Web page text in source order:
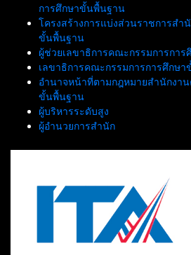
การศึกษาขั้นพื้นฐาน
โครงสร้างการแบ่งส่วนราชการสำ
ขั้นพื้นฐาน
ผู้ช่วยเลขาธิการคณะกรรมการกา
เลขาธิการคณะกรรมการการศึกษ
อำนาจหน้าที่ตามกฎหมายสำนักงา
ขั้นพื้นฐาน
ผู้บริหารระดับสูง
ผู้อำนวยการสำนัก